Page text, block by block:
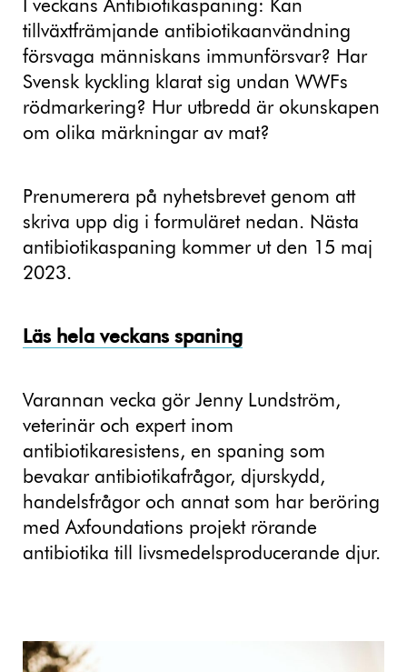
I veckans Antibiotikaspaning: Kan
tillväxtfrämjande antibiotikaanvändning
försvaga människans immunförsvar? Har
Svensk kyckling klarat sig undan WWFs
rödmarkering? Hur utbredd är okunskapen
om olika märkningar av mat?
Prenumerera på nyhetsbrevet genom att
skriva upp dig i formuläret nedan. Nästa
antibiotikaspaning kommer ut den 15 maj
2023.
Läs hela veckans spaning
Varannan vecka gör Jenny Lundström,
veterinär och expert inom
antibiotikaresistens, en spaning som
bevakar antibiotikafrågor, djurskydd,
handelsfrågor och annat som har beröring
med Axfoundations projekt rörande
antibiotika till livsmedelsproducerande djur.